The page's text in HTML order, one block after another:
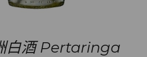
白酒 Pertaringa